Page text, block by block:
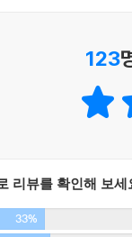
라고 말하는 저자
며 의식을 갖춘
생기는 걸까? 이
123
리뷰를 확인해 보세
33%